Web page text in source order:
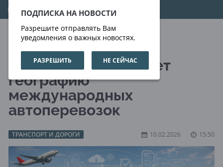
ПОДПИСКА НА НОВОСТИ
Разрешите отправлять Вам
уведомления о важных новостях.
РАЗРЕШИТЬ НЕ СЕЙЧАС
07.08.2026 01:18:52
Казахстан расширяет
географию
международных
автоперевозок
ТРАНСПОРТ И ДОРОГИ 10.02.2026 15:50